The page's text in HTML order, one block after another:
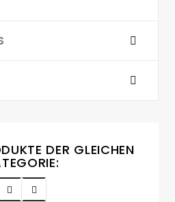
DER GLEICHEN
 